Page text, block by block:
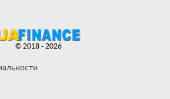
© 2018 - 2026